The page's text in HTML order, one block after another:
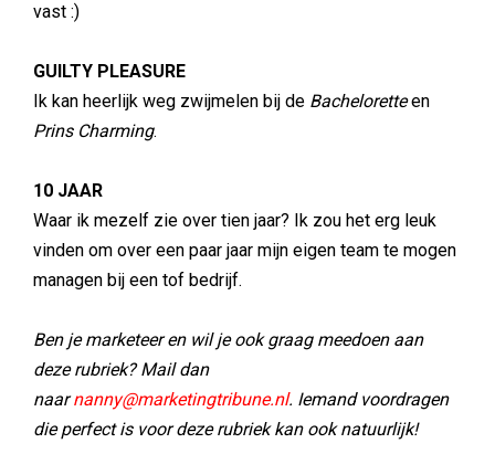
vast :)
GUILTY PLEASURE
Ik kan heerlijk weg zwijmelen bij de Bacheloretteen
Prins Charming.
10 JAAR
Waar ik mezelf zie over tien jaar? Ik zou het erg leuk
vinden om over een paar jaar mijn eigen team te mogen
managen bij een tof bedrijf.
Ben je marketeer en wil je ook graag meedoen aan
deze rubriek? Mail dan
naarnanny@marketingtribune.nl. Iemand voordragen
die perfect is voor deze rubriek kan ook natuurlijk!